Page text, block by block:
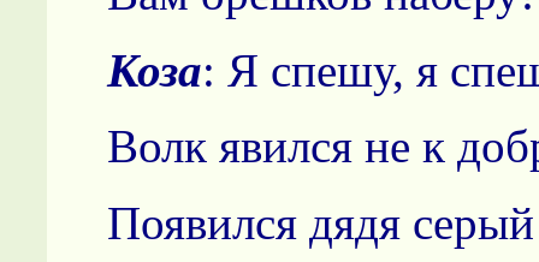
Коза: Я спешу, я
Волк явился не к
Появился дядя